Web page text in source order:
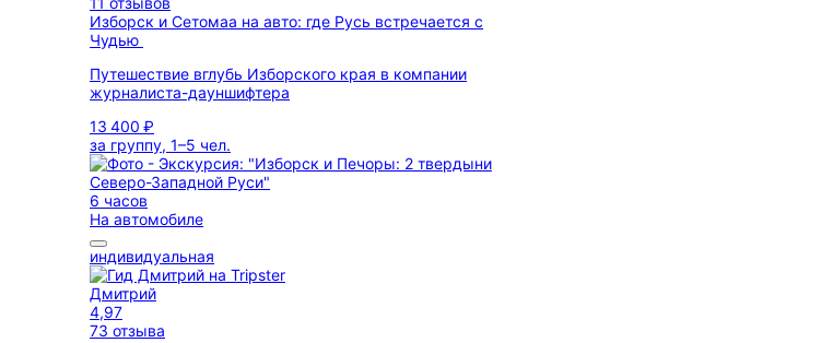
Изборск и Сетомаа на авто: где Русь встречается с
Чудью
Путешествие вглубь Изборского края в компании
журналиста-дауншифтера
13 400 ₽
за группу, 1–5 чел.
6 часов
На автомобиле
индивидуальная
Дмитрий
4,97
73 отзыва